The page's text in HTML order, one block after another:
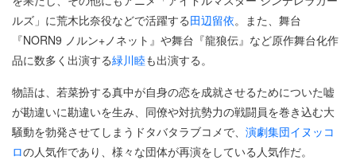
ルズ」に荒木比奈役などで活躍する田辺留依。また、舞台
『NORN9 ノルン+ノネット』や舞台『龍狼伝』など原作舞台化作
品に数多く出演する緑川睦も出演する。
物語は、若菜扮する真中が自身の恋を成就させるためについた嘘
が勘違いに勘違いを生み、同僚や対抗勢力の戦闘員を巻き込む大
騒動を勃発させてしまうドタバタラブコメで、 演劇集団イヌッコ
ロの人気作であり、様々な団体が再演をしている人気作だ。